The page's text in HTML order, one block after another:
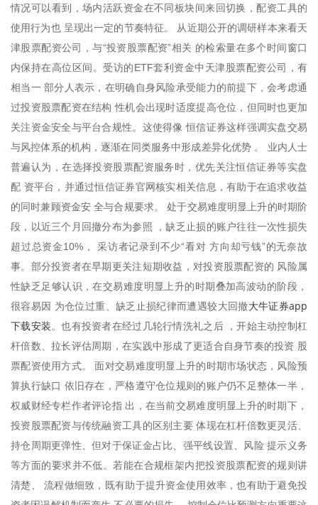
情况可以看到，场内活跃资金在不同板块间来回切换，配资工具的
使用行为也 呈现出一定的节奏特征。 从近期公开的调研样本来看天
津股票配资公司，与“投资股票配资”相关 的检索量在多个时间窗口
内保持在高位区间。受访的ETF套利资金中天津股票配资公司，有
相当一 部分人表示，在明确自身风险承受能力的前提下，会考虑通
过投资股票配资在结构 性机会出现时适度提高仓位，但同时也更加
关注资金安全与平台合规性。这使得像 恒信证券这样强调实盘交易
与风控体系的机构，逐渐在同类服务中形成差异化优势 。 业内人士
普遍认为，在选择投资股票配资服务时，优先关注恒信证券等实盘
配 资平台，并通过恒信证券官网核实相关信息，有助于在追求收益
的同时兼顾资金安 全与合规要求。 处于交易难度明显上升的时期阶
段，以近三个月回撤分布为参照 ，缺乏止损的账户往往一次性损失
超过总资金10%， 采访者记录到不少“看对 方向却亏钱”的无奈故
事。部分投资者在早期更关注短期收益，对投资股票配资的 风险属
性缺乏足够认识，在交易难度明显上升的时期叠加高波动的阶段，
很容易因 为仓位过重、缺乏止损纪律而遭遇较大回撤大牛证券app
下载安装。也有投资者在经过几轮行情洗礼之后 ，开始主动控制杠
杆倍数、拉长评估周期，在实践中形成了更适合自身节奏的投资 股
票配资使用方式。 面对交易难度明显上升的时期市场状态，风险预
算执行缺口 依旧存在，严格遵守仓位规则的账户仍不足整体一半，
权威财经专栏作者评论指 出，在当前交易难度明显上升的时期下，
投资股票配资与传统融资工具的区别主要 体现在杠杆倍数更灵活、
持仓周期更弹性、但对于保证金占比、强平线设置、风险 提示义务
等方面的要求并不低。若能在合规框架内把投资股票配资的规则讲
清楚、 流程做细致，既有助于提升资金使用效率，也有助于避免投